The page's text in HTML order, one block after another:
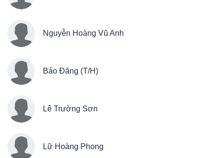
Nguyễn Hoàng Vũ Anh
Bảo Đăng (T/H)
Lê Trường Sơn
Lữ Hoàng Phong